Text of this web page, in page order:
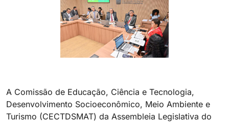
A Comissão de Educação, Ciência e Tecnologia,
Desenvolvimento Socioeconômico, Meio Ambiente e
Turismo (CECTDSMAT) da Assembleia Legislativa do